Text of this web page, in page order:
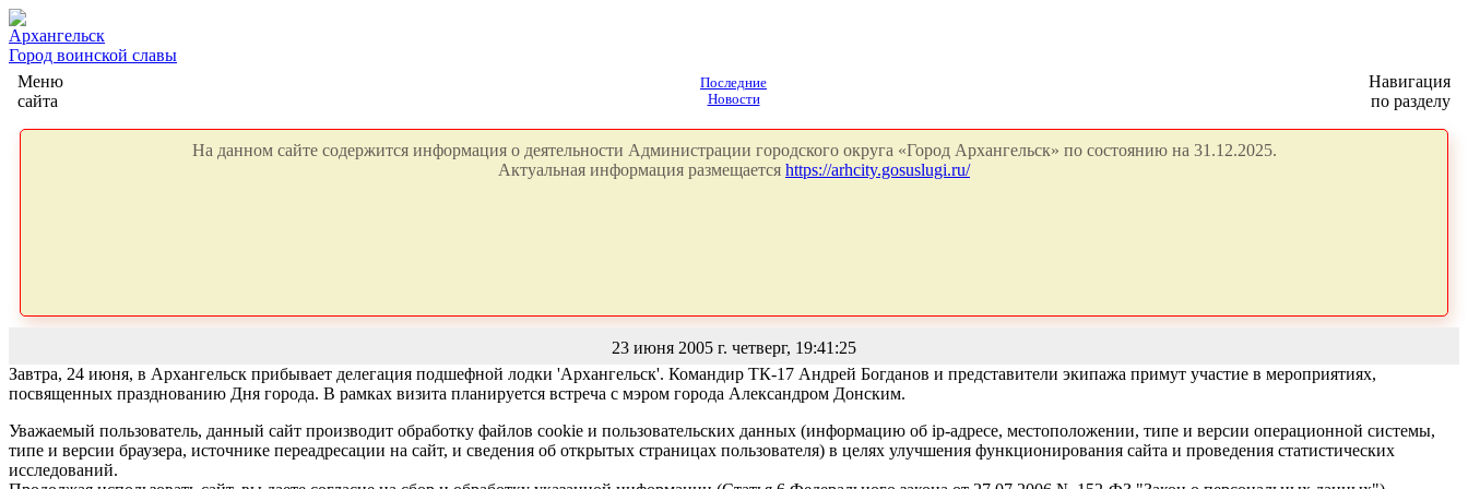
Архангельск
Город воинской славы
Меню
сайта
Последние
Новости
Навигация
по разделу
На данном сайте содержится информация о деятельности Администрации городского округа «Город Архангельск» по состоянию на 31.12.2025.
Актуальная информация размещается https://arhcity.gosuslugi.ru/
23 июня 2005 г. четверг, 19:41:25
Завтра, 24 июня, в Архангельск прибывает делегация подшефной лодки 'Архангельск'. Командир ТК-17 Андрей Богданов и представители экипажа примут участие в мероприятиях,
посвященных празднованию Дня города. В рамках визита планируется встреча с мэром города Александром Донским.
Уважаемый пользователь, данный сайт производит обработку файлов cookie и пользовательских данных (информацию об ip-адресе, местоположении, типе и версии операционной системы,
типе и версии браузера, источнике переадресации на сайт, и сведения об открытых страницах пользователя) в целях улучшения функционирования сайта и проведения статистических
исследований.